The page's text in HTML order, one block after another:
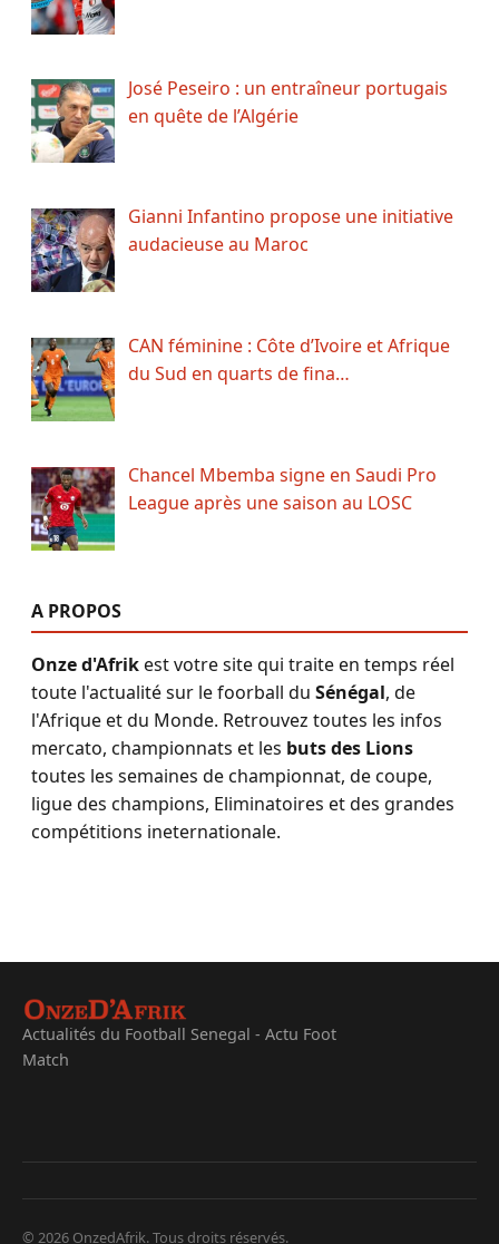
José Peseiro : un entraîneur portugais
en quête de l’Algérie
Gianni Infantino propose une initiative
audacieuse au Maroc
CAN féminine : Côte d’Ivoire et Afrique
du Sud en quarts de fina…
Chancel Mbemba signe en Saudi Pro
League après une saison au LOSC
A PROPOS
Onze d'Afrikest votre site qui traite en temps réel
toute l'actualité sur le foorball du Sénégal, de
l'Afrique et du Monde. Retrouvez toutes les infos
mercato, championnats et les buts des Lions
toutes les semaines de championnat, de coupe,
ligue des champions, Eliminatoires et des grandes
compétitions ineternationale.
Actualités du Football Senegal - Actu Foot
Match
© 2026 OnzedAfrik. Tous droits réservés.